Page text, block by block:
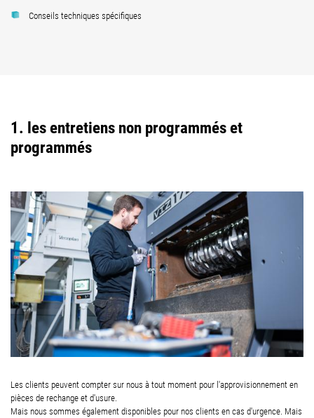
Conseils techniques spécifiques
1. les entretiens non programmés et
programmés
Les clients peuvent compter sur nous à tout moment pour l'approvisionnement en
pièces de rechange et d'usure.
Mais nous sommes également disponibles pour nos clients en cas d'urgence. Mais